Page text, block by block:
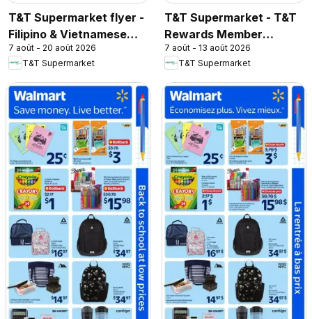
T&T Supermarket flyer -
Filipino & Vietnamese
Top Picks
7 août - 20 août 2026
T&T Supermarket
T&T Supermarket - T&T
Rewards Member
Benefit In-store flyer
7 août - 13 août 2026
T&T Supermarket